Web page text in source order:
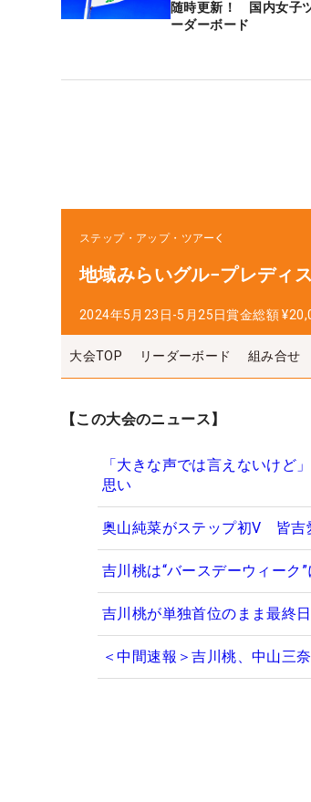
随時更新！ 国内女子
ーダーボード
ステップ・アップ・ツアー
地域みらいグル−プレディ
2024年5月23日-5月25日賞金総額
大会TOP リーダーボード 組み合せ
【この大会のニュース】
「大きな声では言えないけど
思い
奥山純菜がステップ初V 皆吉
吉川桃は“バースデーウィー
吉川桃が単独首位のまま最終
＜中間速報＞吉川桃、中山三